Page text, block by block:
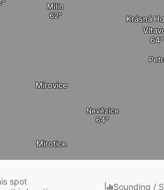
Krásná
Nevězice
Milín
Mirovice
Mirotice
spot
Sounding /